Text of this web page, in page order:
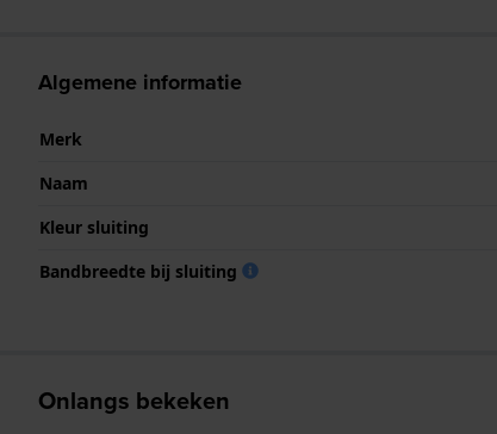
Algemene informatie
Merk
Naam
Kleur sluiting
Bandbreedte bij sluiting
Onlangs bekeken